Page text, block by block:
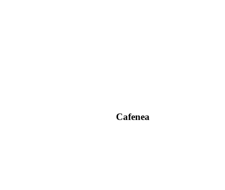
Cafenea